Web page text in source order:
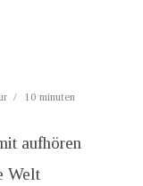
10 minuten
aufhören
Welt